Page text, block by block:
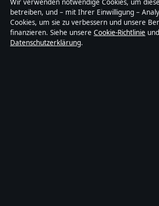
Tageslage ist ein unabhängiger digitaler
Nachrichtenanbieter mit Fokus auf
Technik und Gesellschaft in
Wir verwenden notwendige Cookies, um
betreiben, und – mit Ihrer Einwilligung –
Cookies, um sie zu verbessern und unsere
finanzieren. Siehe unsere Cookie-Richtlinie und
Datenschutzerklärung.